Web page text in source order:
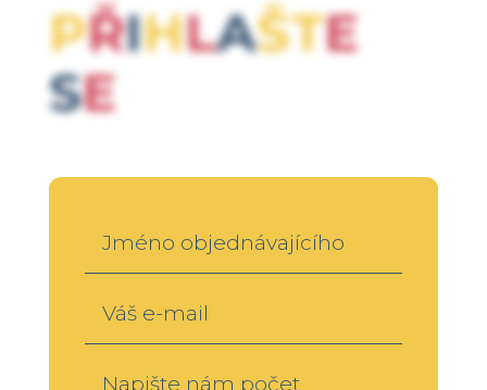
PŘIHLAŠTE
SE